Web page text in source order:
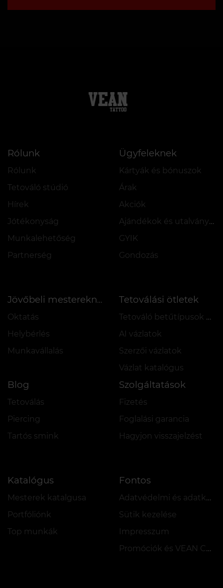
Rólunk
Rólunk
Tetováló stúdió
Hírek
Jótékonyság
Munkalehetőség
Partnerség
Ügyfeleknek
Kártyák és bónuszok
Árak
Akciók
Ajándékok és utalványok
GYIK
Gondozás
Jövőbeli mestereknek
Oktatás
Helybérlés
Munkavállalás
Tetoválási ötletek
Tetováló betűtípusok online
AI vázlatok
Szerzői vázlatok
Vázlat katalógus
Blog
Tetoválás
Piercing
Tartós smink
Szolgáltatások
Fizetés
Foglalási garancia
Hagyjon visszajelzést
Katalógus
Mesterek katalgusa
Portfóliónk
Top munkák
Fontos
Adatvédelmi és adatkezelési szabályzat
Sütik kezelése
Impresszum
Promóciók és VEAN COINS szabályzata